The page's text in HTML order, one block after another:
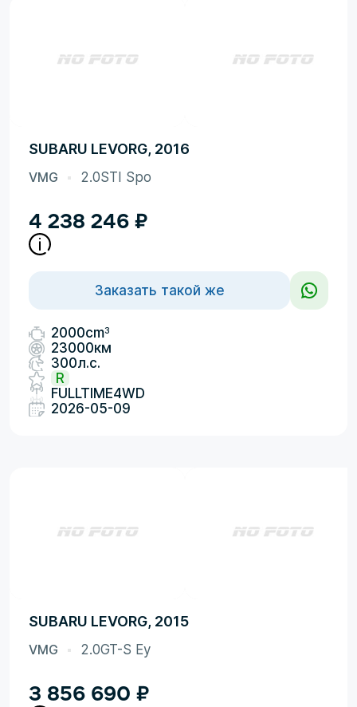
SUBARU LEVORG, 2016
VMG 2.0STI Spo
4 238 246 ₽
Заказать такой же
2000cm3
23000км
300л.с.
R
FULLTIME4WD
2026-05-09
SUBARU LEVORG, 2015
VMG 2.0GT-S Ey
3 856 690 ₽